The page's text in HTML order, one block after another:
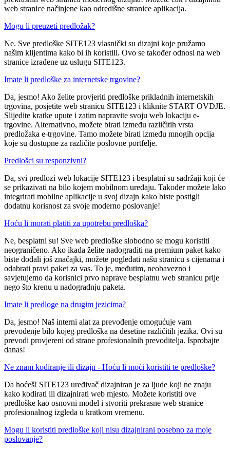
web stranice načinjene kao odredišne stranice aplikacija.
Mogu li preuzeti predložak?
Ne. Sve predloške SITE123 vlasnički su dizajni koje pružamo
našim klijentima kako bi ih koristili. Ovo se također odnosi na web
stranice izrađene uz uslugu SITE123.
Imate li predloške za internetske trgovine?
Da, jesmo! Ako želite provjeriti predloške prikladnih internetskih
trgovina, posjetite web stranicu SITE123 i kliknite START OVDJE.
Slijedite kratke upute i zatim napravite svoju web lokaciju e-
trgovine. Alternativno, možete birati između različitih vrsta
predložaka e-trgovine. Tamo možete birati između mnogih opcija
koje su dostupne za različite poslovne portfelje.
Predlošci su responzivni?
Da, svi predlozi web lokacije SITE123 i besplatni su sadržaji koji će
se prikazivati na bilo kojem mobilnom uređaju. Također možete lako
integrirati mobilne aplikacije u svoj dizajn kako biste postigli
dodatnu korisnost za svoje moderno poslovanje!
Hoću li morati platiti za upotrebu predloška?
Ne, besplatni su! Sve web predloške slobodno se mogu koristiti
neograničeno. Ako ikada želite nadograditi na premium paket kako
biste dodali još značajki, možete pogledati našu stranicu s cijenama i
odabrati pravi paket za vas. To je, međutim, neobavezno i
savjetujemo da korisnici prvo naprave besplatnu web stranicu prije
nego što krenu u nadogradnju paketa.
Imate li predloge na drugim jezicima?
Da, jesmo! Naš interni alat za prevođenje omogućuje vam
prevođenje bilo kojeg predloška na desetine različitih jezika. Ovi su
prevodi provjereni od strane profesionalnih prevoditelja. Isprobajte
danas!
Ne znam kodiranje ili dizajn - Hoću li moći koristiti te predloške?
Da hoćeš! SITE123 uređivač dizajniran je za ljude koji ne znaju
kako kodirati ili dizajnirati web mjesto. Možete koristiti ove
predloške kao osnovni model i stvoriti prekrasne web stranice
profesionalnog izgleda u kratkom vremenu.
Mogu li koristiti predloške koji nisu dizajnirani posebno za moje
poslovanje?